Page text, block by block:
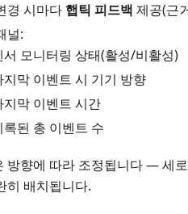
경 시마다 햅틱 피드백 제공(근
널:
서 모니터링 상태(활성/비활성)
지막 이벤트 시 기기 방향
지막 이벤트 시간
록된 총 이벤트 수
방향에 따라 조정됩니다 — 세
히 배치됩니다.